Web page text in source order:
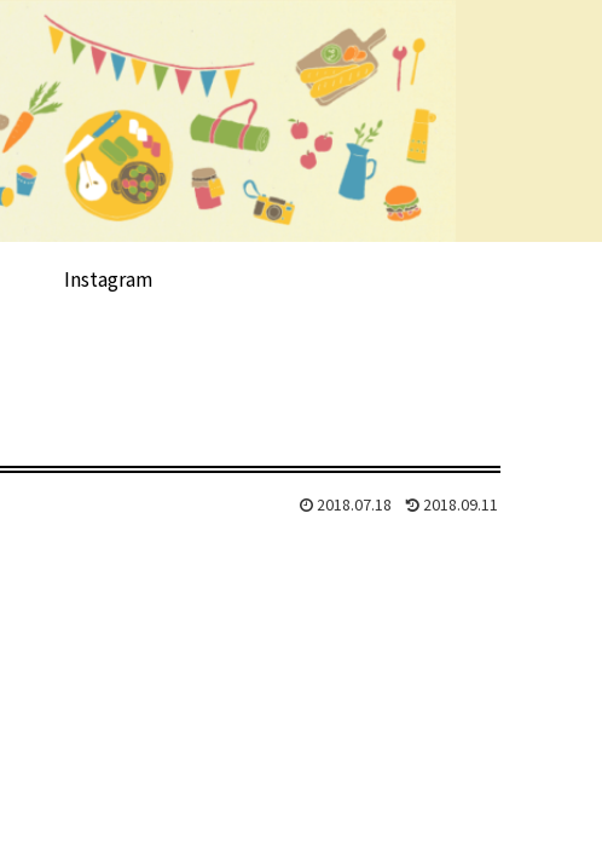
Instagram
2018.07.18 2018.09.11